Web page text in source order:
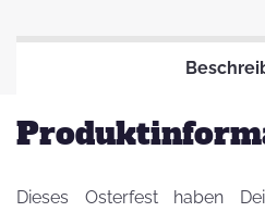
Dieses Osterfest haben